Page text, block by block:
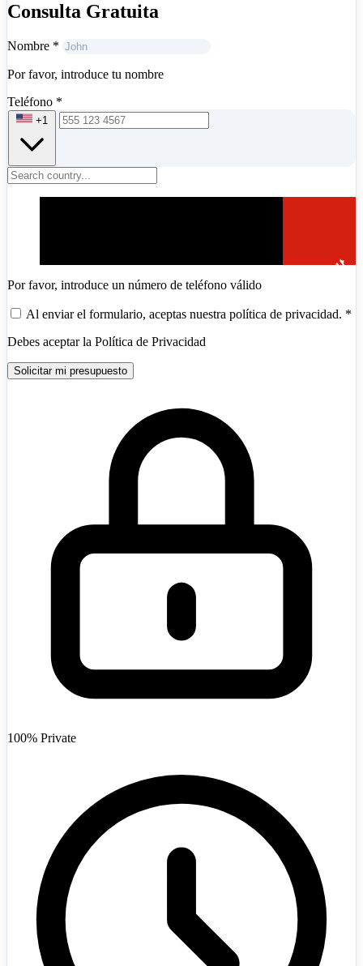
Consulta Gratuita
Nombre *
Por favor, introduce tu nombre
Teléfono *
+1
Afghanistan
Por favor, introduce un número de teléfono válido
Al enviar el formulario, aceptas nuestra política de privacidad. *
Debes aceptar la Política de Privacidad
Solicitar mi presupuesto
100% Private